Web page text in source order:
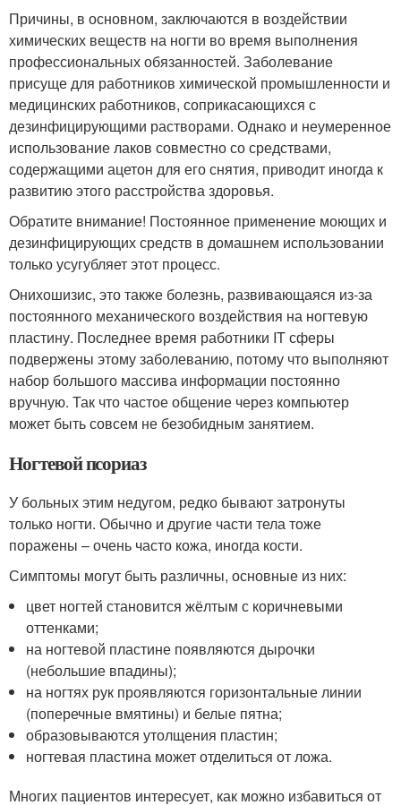
Причины, в основном, заключаются в воздействии
химических веществ на ногти во время выполнения
профессиональных обязанностей. Заболевание
присуще для работников химической промышленности и
медицинских работников, соприкасающихся с
дезинфицирующими растворами. Однако и неумеренное
использование лаков совместно со средствами,
содержащими ацетон для его снятия, приводит иногда к
развитию этого расстройства здоровья.
Обратите внимание! Постоянное применение моющих и
дезинфицирующих средств в домашнем использовании
только усугубляет этот процесс.
Онихошизис, это также болезнь, развивающаяся из-за
постоянного механического воздействия на ногтевую
пластину. Последнее время работники IT сферы
подвержены этому заболеванию, потому что выполняют
набор большого массива информации постоянно
вручную. Так что частое общение через компьютер
может быть совсем не безобидным занятием.
Ногтевой псориаз
У больных этим недугом, редко бывают затронуты
только ногти. Обычно и другие части тела тоже
поражены – очень часто кожа, иногда кости.
Симптомы могут быть различны, основные из них:
цвет ногтей становится жёлтым с коричневыми
оттенками;
на ногтевой пластине появляются дырочки
(небольшие впадины);
на ногтях рук проявляются горизонтальные линии
(поперечные вмятины) и белые пятна;
образовываются утолщения пластин;
ногтевая пластина может отделиться от ложа.
Многих пациентов интересует, как можно избавиться от